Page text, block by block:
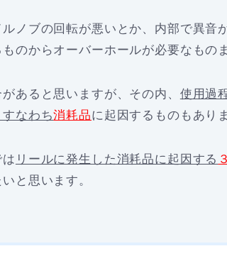
ノブの回転が悪いとか、内部で異音
のからオーバーホールが必要なもの
あると思いますが、その内、 使用過
なわち消耗品に起因するものもあり
リールに発生した消耗品に起因する
と思います。